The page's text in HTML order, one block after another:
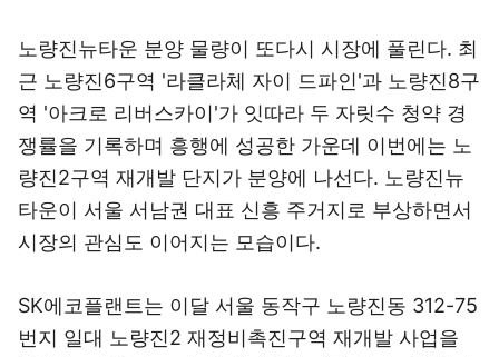
노량진뉴타운 분양 물량이 또다시 시장에 풀린다. 최
근 노량진6구역 '라클라체 자이 드파인'과 노량진8구
역 '아크로 리버스카이'가 잇따라 두 자릿수 청약 경
쟁률을 기록하며 흥행에 성공한 가운데 이번에는 노
량진2구역 재개발 단지가 분양에 나선다. 노량진뉴
타운이 서울 서남권 대표 신흥 주거지로 부상하면서
시장의 관심도 이어지는 모습이다.
SK에코플랜트는 이달 서울 동작구 노량진동 312-75
번지 일대 노량진2 재정비촉진구역 재개발 사업을